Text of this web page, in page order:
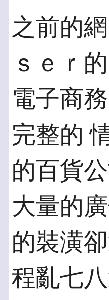
之前的
ｓｅｒ
電子商
完整的
的百貨
大量的
的裝潢
程亂七